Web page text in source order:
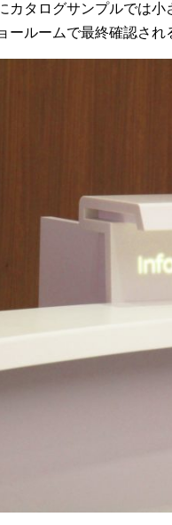
カタログサンプルでは
ールームで最終確認され